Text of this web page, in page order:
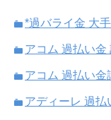
*過バライ金 大
アコム 過払い金
アコム 過払い金
アディーレ 過払